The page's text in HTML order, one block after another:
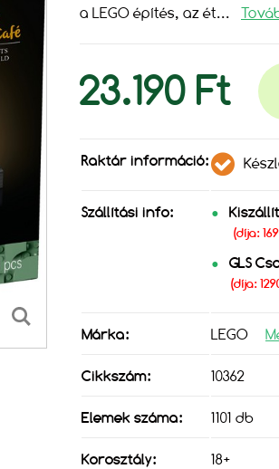
a LEGO építés, az ét...
23.190 Ft
Raktár információ:
Szállítási info:
(díja:
GLS
(díja:
Márka: LEGO
Cikkszám: 10362
Elemek száma: 1101 db
Korosztály: 18+